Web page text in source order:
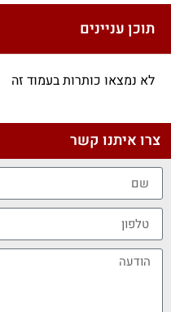
תוכן עניינים
לא נמצאו כותרות בעמוד זה
צרו איתנו קשר